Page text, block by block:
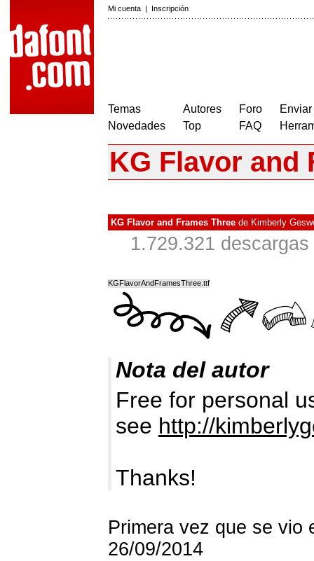
Mi cuenta | Inscripción
Temas
Novedades
Autores
Top
Foro
FAQ
KG Flavor and
KG Flavor and Frames Three de Kimberly
1.729.321
KGFlavorAndFramesThree.ttf
Nota del autor
Free for personal
see http://
Thanks!
Primera vez que se vio
26/09/2014